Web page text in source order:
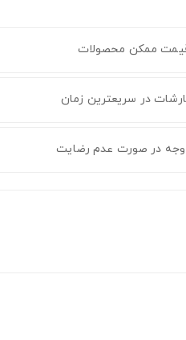
قیمت ممکن محصولات
در سریعترین زمان
در صورت عدم رضایت